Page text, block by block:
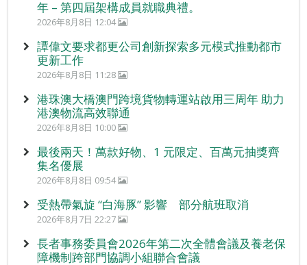
年 – 第四屆架構成員就職典禮。
2026年8月8日 12:04
譚偉文要求都更公司創新探索多元模式推動都市
更新工作
2026年8月8日 11:28
港珠澳大橋澳門跨境貨物轉運站啟用三周年 助力
港澳物流高效聯通
2026年8月8日 10:00
最後兩天！萬款好物、1 元限定、百萬元抽獎齊
集名優展
2026年8月8日 09:54
受熱帶氣旋 “白海豚” 影響 部分航班取消
2026年8月7日 22:27
長者事務委員會2026年第二次全體會議及養老保
障機制跨部門協調小組聯合會議